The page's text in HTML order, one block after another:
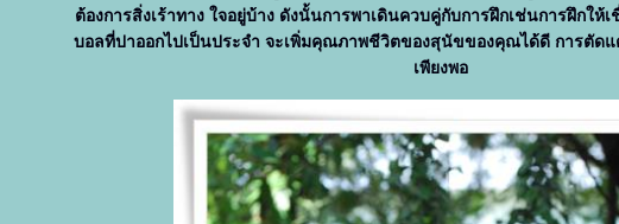
ต้องการสิ่งเร้าทาง ใจอยู่บ้าง ดังนั้นการพาเดินควบคู่กับการฝึกเช่นการฝึกให้
บอลที่ปาออกไปเป็นประจำ จะเพิ่มคุณภาพชีวิตของสุนัขของคุณได้ดี การตัดแ
เพียงพอ